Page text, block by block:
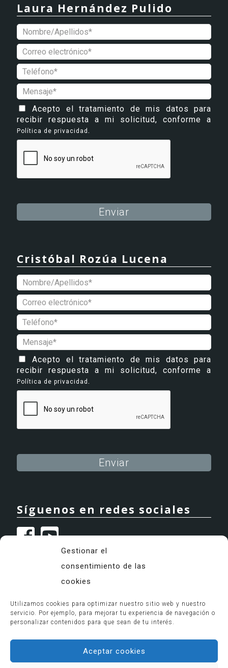
Gestionar el
consentimiento de las
cookies
Utilizamos cookies para optimizar nuestro sitio web y nuestro
servicio. Por ejemplo, para mejorar tu experiencia de navegación o
personalizar contenidos para que sean de tu interés.
Aceptar cookies
Laura Hernández Pulido
Acepto el tratamiento de mis datos para
recibir respuesta a mi solicitud, conforme a
Política de privacidad .
Cristóbal Rozúa Lucena
Acepto el tratamiento de mis datos para
recibir respuesta a mi solicitud, conforme a
Política de privacidad .
Síguenos en redes sociales
Granada Psicólogos 2024
Aviso legal
Política de privacidad
Política de cookies